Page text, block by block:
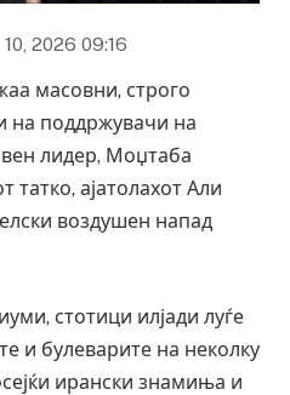
2026 09:16
масовни, строго
на поддржувачи на
лидер, Моџтаба
татко, ајатолахот Али
воздушен напад
стотици илјади луѓе
и булеварите на неколку
ирански знамиња и